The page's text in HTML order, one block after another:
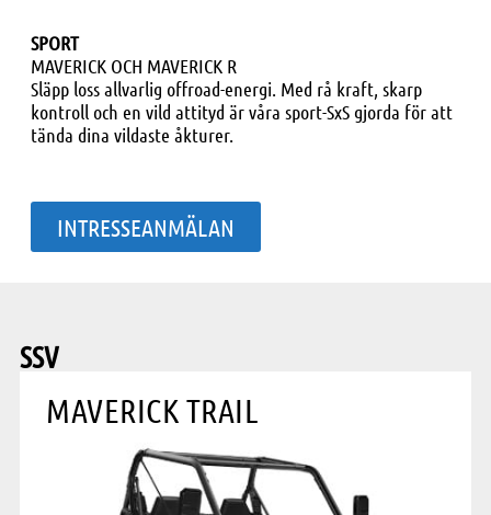
SPORT
MAVERICK OCH MAVERICK R
Släpp loss allvarlig offroad-energi. Med rå kraft, skarp
kontroll och en vild attityd är våra sport-SxS gjorda för att
tända dina vildaste åkturer.
INTRESSEANMÄLAN
SSV
MAVERICK TRAIL